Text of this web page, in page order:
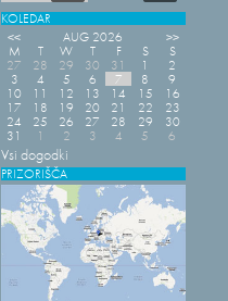
KOLEDAR
<<
AUG 2026
>>
M
T W T F S
S
27
28 29 30 31 1
2
3
4 5 6 7 8
9
10
11 12 13 14 15
16
17
18 19 20 21 22
23
24
25 26 27 28 29
30
31
1 2 3 4 5 6
Vsi dogodki
PRIZORIŠČA